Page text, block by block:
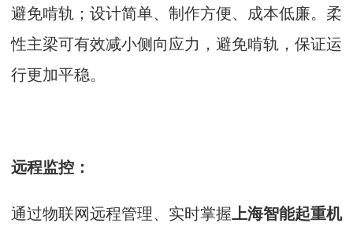
避免啃轨；设计简单、制作方便、成本低廉。柔
性主梁可有效减小侧向应力，避免啃轨，保证运
行更加平稳。
远程监控：
通过物联网远程管理、实时掌握上海智能起重机